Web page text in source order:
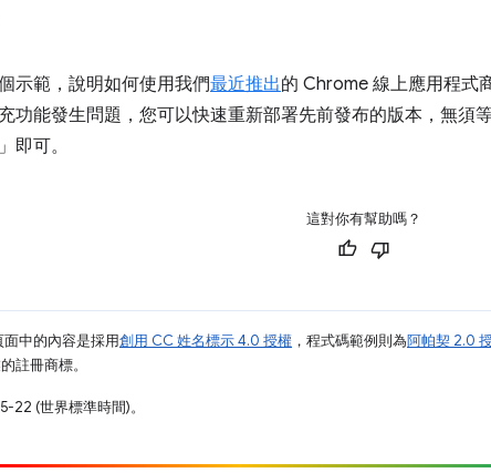
示範，說明如何使用我們最近推出的 Chrome 線上應用程式
功能發生問題，您可以快速重新部署先前發布的版本，無須
即可。
這對你有幫助嗎？
中的內容是採用創用 CC 姓名標示 4.0 授權 ，程式碼範例則為阿帕契 2.0
註冊商標。
(世界標準時間)。